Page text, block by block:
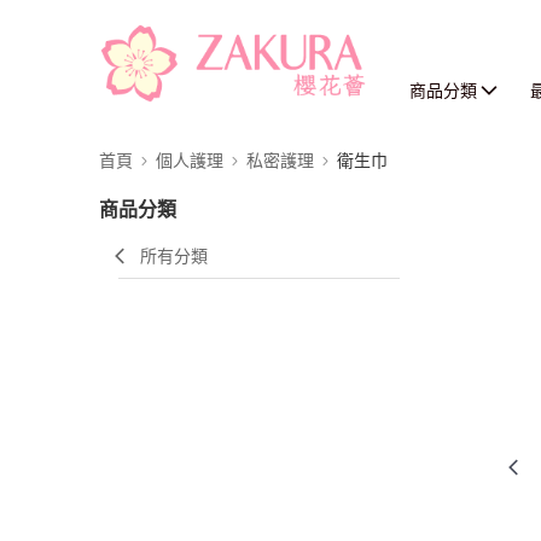
商品分類
首頁 個人護理 私密護理 衛生巾
商品分類
所有分類